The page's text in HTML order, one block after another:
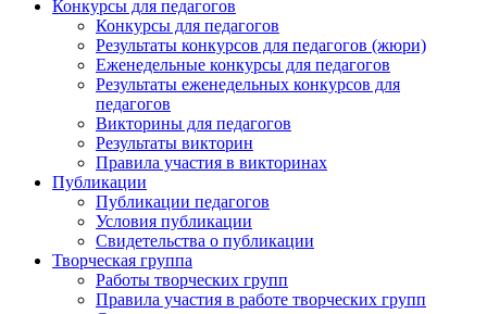
Конкурсы для педагогов
Конкурсы для педагогов
Результаты конкурсов для педагогов (жюри)
Еженедельные конкурсы для педагогов
Результаты еженедельных конкурсов для
педагогов
Викторины для педагогов
Результаты викторин
Правила участия в викторинах
Публикации
Публикации педагогов
Условия публикации
Свидетельства о публикации
Творческая группа
Работы творческих групп
Правила участия в работе творческих групп